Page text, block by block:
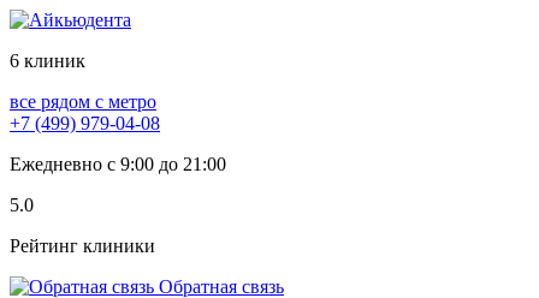
6 клиник
все рядом с метро
+7 (499) 979-04-08
Ежедневно с 9:00 до 21:00
5.0
Рейтинг клиники
Обратная связь